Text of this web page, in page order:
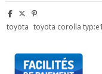
toyota toyota corolla